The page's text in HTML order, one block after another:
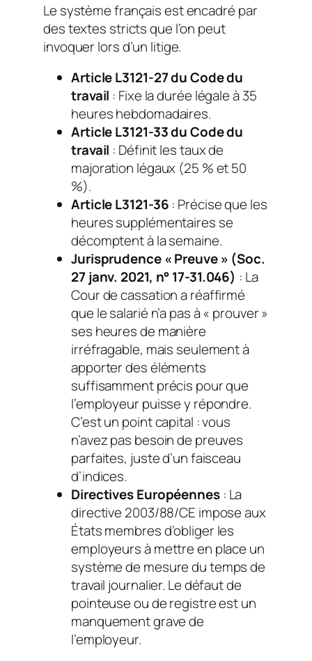
Le système français est encadré par
des textes stricts que l’on peut
invoquer lors d’un litige.
Article L3121-27 du Code du
travail : Fixe la durée légale à 35
heures hebdomadaires.
Article L3121-33 du Code du
travail : Définit les taux de
majoration légaux (25 % et 50
%).
Article L3121-36 : Précise que les
heures supplémentaires se
décomptent à la semaine.
Jurisprudence « Preuve » (Soc.
27 janv. 2021, n° 17-31.046) : La
Cour de cassation a réaffirmé
que le salarié n’a pas à « prouver »
ses heures de manière
irréfragable, mais seulement à
apporter des éléments
suffisamment précis pour que
l’employeur puisse y répondre.
C’est un point capital : vous
n’avez pas besoin de preuves
parfaites, juste d’un faisceau
d’indices.
Directives Européennes: La
directive 2003/88/CE impose aux
États membres d’obliger les
employeurs à mettre en place un
système de mesure du temps de
travail journalier. Le défaut de
pointeuse ou de registre est un
manquement grave de
l’employeur.